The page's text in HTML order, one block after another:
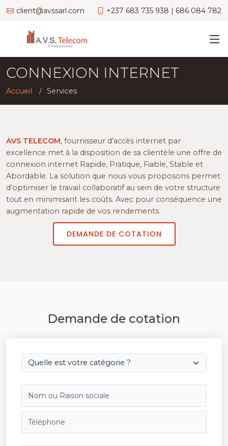
client@avssarl.com +237 683 735 938 | 686 084 782
CONNEXION INTERNET
Accueil Services
AVS TELECOM, fournisseur d’accès internet par
excellence met à la disposition de sa clientèle une offre de
connexion internet Rapide, Pratique, Fiable, Stable et
Abordable. La solution que nous vous proposons permet
d’optimiser le travail collaboratif au sein de votre structure
tout en minimisant les coûts. Avec pour conséquence une
augmentation rapide de vos rendements.
DEMANDE DE COTATION
Demande de cotation